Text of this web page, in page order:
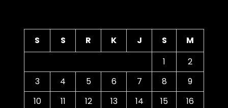
S S R K J S
M
1
2
3
4 5 6 7 8
9
10
11 12 13 14 15
16